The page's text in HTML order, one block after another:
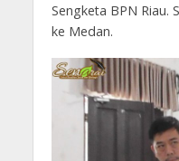
Sengketa BPN Riau.
ke Medan.